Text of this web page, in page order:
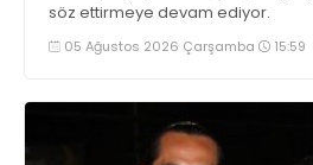
söz ettirmeye devam ediyor.
05 Ağustos 2026 Çarşamba 15:59